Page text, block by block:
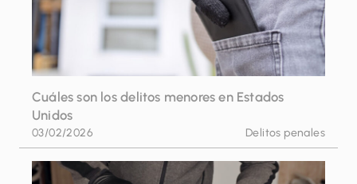
Cuáles son los delitos menores en Estados
Unidos
03/02/2026 Delitos penales